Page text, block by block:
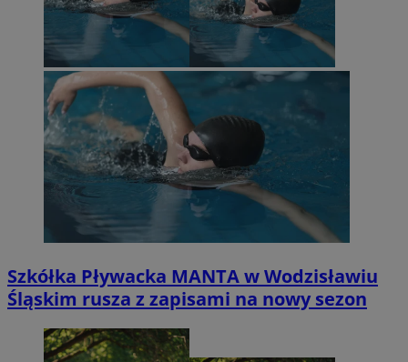
Szkółka Pływacka MANTA w Wodzisławiu
Śląskim rusza z zapisami na nowy sezon